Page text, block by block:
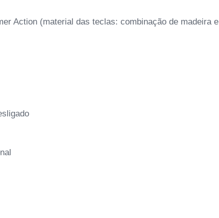
Action (material das teclas: combinação de madeira e